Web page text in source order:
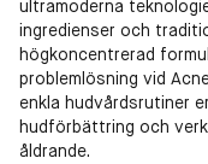
ultramoderna
ingredienser och
högkoncentrerad
problemlösning vid
enkla hudvårdsrutiner
hudförbättring och
åldrande.